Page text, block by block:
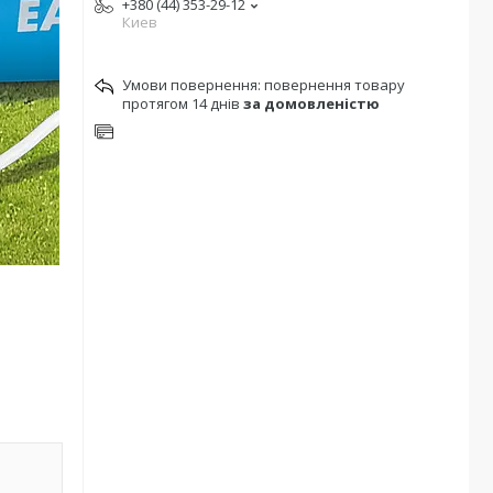
+380 (44) 353-29-12
Киев
повернення товару
протягом 14 днів за домовленістю